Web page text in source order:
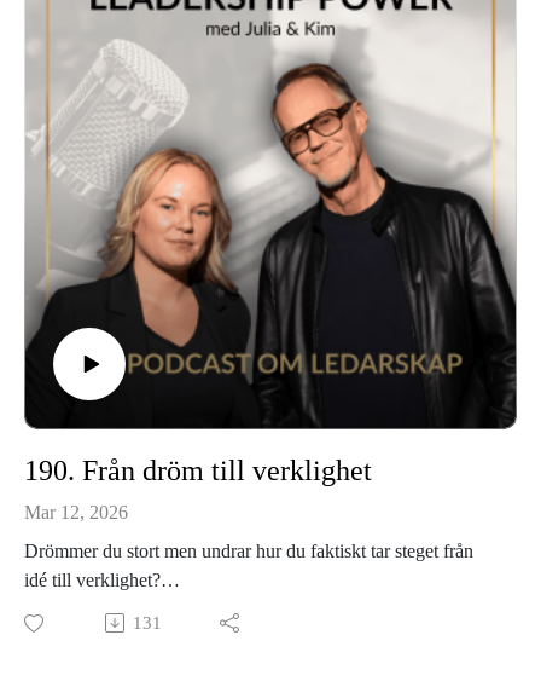
Vår hemsida: www.leadershippower.se
190. Från dröm till verklighet
Mar 12, 2026
Drömmer du stort men undrar hur du faktiskt tar steget från
idé till verklighet?
I det här avsnittet delar vi verktygen som gör skillnaden: hur
du går från att vilja, till att välja, till att våga.
131